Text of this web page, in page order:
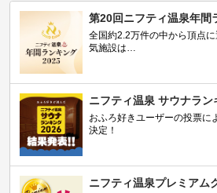
第20回ニフティ温泉年間
全国約2.2万件の中から頂点
気施設は…
ニフティ温泉 サウナラン
おふろ好きユーザーの投票に
決定！
ニフティ温泉プレミアム